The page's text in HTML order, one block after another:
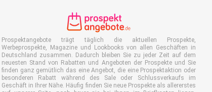
Prospektangebote trägt täglich die aktuellen Prospekte,
Werbeprospekte, Magazine und Lookbooks von allen Geschäften in
Deutschland zusammen. Dadurch bleiben Sie zu jeder Zeit auf dem
neuesten Stand von Rabatten und Angeboten der Prospekte und Sie
finden ganz gemütlich das eine Angebot, die eine Prospektaktion oder
besonderen Rabatt während des Sale oder Schlussverkaufs im
Geschäft in Ihrer Nähe. Häufig finden Sie neue Prospekte als allererstes